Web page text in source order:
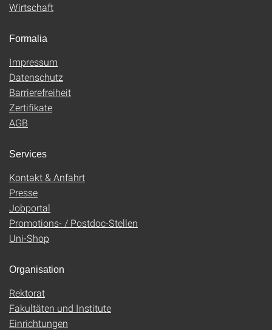
Wirtschaft
Formalia
Impressum
Datenschutz
Barrierefreiheit
Zertifikate
AGB
Services
Kontakt & Anfahrt
Presse
Jobportal
Promotions- / Postdoc-Stellen
Uni-Shop
Organisation
Rektorat
Fakultäten und Institute
Einrichtungen